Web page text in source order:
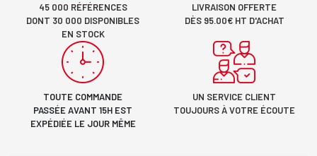
45 000 RÉFÉRENCES
DONT 30 000 DISPONIBLES
EN STOCK
LIVRAISON OFFERTE
DÈS 95.00€ HT D'ACHAT
TOUTE COMMANDE
PASSÉE AVANT 15H EST
EXPÉDIÉE LE JOUR MÊME
UN SERVICE CLIENT
TOUJOURS À VOTRE ÉCOUTE